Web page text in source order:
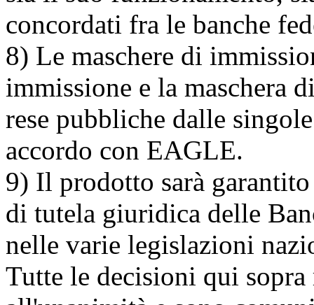
concordati fra le banche
8) Le maschere di
immissione e la maschera
rese pubbliche dalle
accordo con EAGLE.
9) Il prodotto sarà
di tutela giuridica delle
nelle varie legislazioni
Tutte le decisioni qui sopra